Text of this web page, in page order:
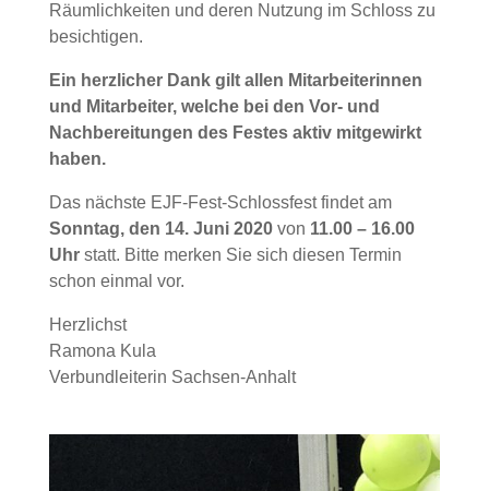
Räumlichkeiten und deren Nutzung im Schloss zu
besichtigen.
Ein herzlicher Dank gilt allen Mitarbeiterinnen
und Mitarbeiter, welche bei den Vor- und
Nachbereitungen des Festes aktiv mitgewirkt
haben.
Das nächste EJF-Fest-Schlossfest findet am
Sonntag, den 14. Juni 2020 von 11.00 – 16.00
Uhr statt. Bitte merken Sie sich diesen Termin
schon einmal vor.
Herzlichst
Ramona Kula
Verbundleiterin Sachsen-Anhalt